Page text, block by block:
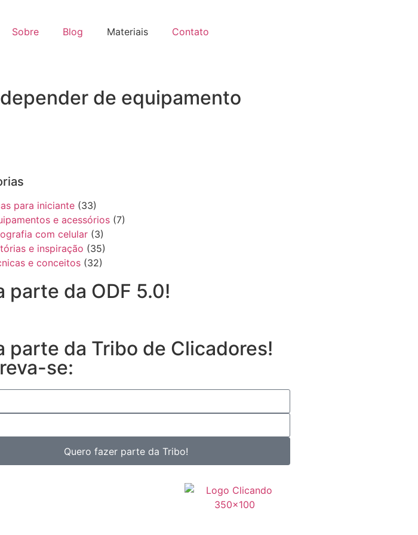
Sobre Blog Materiais Contato
de equipamento
para iniciante (33)
e acessórios (7)
com celular (3)
e inspiração (35)
e conceitos (32)
parte da ODF 5.0!
parte da Tribo de Clicadores!
se:
Quero fazer parte da Tribo!